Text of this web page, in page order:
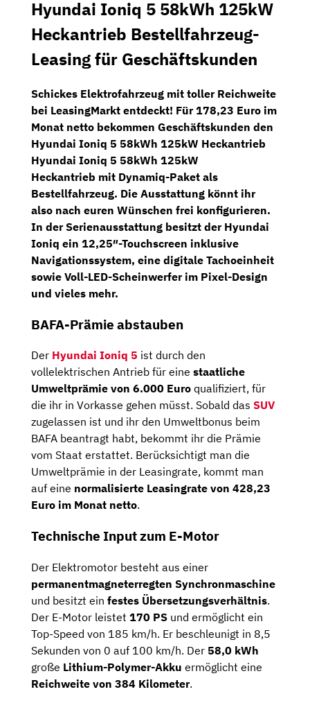
Hyundai Ioniq 5 58kWh 125kW
Heckantrieb Bestellfahrzeug-
Leasing für Geschäftskunden
Schickes Elektrofahrzeug mit toller Reichweite
bei LeasingMarkt entdeckt! Für 178,23 Euro im
Monat netto bekommen Geschäftskunden den
Hyundai Ioniq 5 58kWh 125kW Heckantrieb
Hyundai Ioniq 5 58kWh 125kW
Heckantrieb mit Dynamiq-Paket als
Bestellfahrzeug. Die Ausstattung könnt ihr
also nach euren Wünschen frei konfigurieren.
In der Serienausstattung besitzt der Hyundai
Ioniq ein 12,25″-Touchscreen inklusive
Navigationssystem, eine digitale Tachoeinheit
sowie Voll-LED-Scheinwerferim Pixel-Design
und vieles mehr.
BAFA-Prämie abstauben
Der Hyundai Ioniq 5 ist durch den
vollelektrischen Antrieb für eine staatliche
Umweltprämie von 6.000 Euro qualifiziert, für
die ihr in Vorkasse gehen müsst. Sobald das SUV
zugelassen ist und ihr den Umweltbonus beim
BAFA beantragt habt, bekommt ihr die Prämie
vom Staat erstattet. Berücksichtigt man die
Umweltprämie in der Leasingrate, kommt man
auf eine normalisierte Leasingrate von 428,23
Euro im Monat netto.
Technische Input zum E-Motor
Der Elektromotor besteht aus einer
permanentmagneterregten Synchronmaschine
und besitzt ein festes Übersetzungsverhältnis.
Der E-Motor leistet 170 PS und ermöglicht ein
Top-Speed von 185 km/h. Er beschleunigt in 8,5
Sekunden von 0 auf 100 km/h. Der 58,0 kWh
große Lithium-Polymer-Akku ermöglicht eine
Reichweite von 384 Kilometer.